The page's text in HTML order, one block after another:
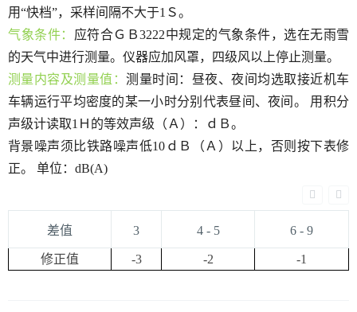
用“快档”，采样间隔不大于1Ｓ。
气象条件： 应符合ＧＢ3222中规定的气象条件，选在无雨雪
的天气中进行测量。仪器应加风罩，四级风以上停止测量。
测量内容及测量值：测量时间：昼夜、夜间均选取接近机车
车辆运行平均密度的某一小时分别代表昼间、夜间。
用积分
声级计读取1Ｈ的等效声级（Ａ）：ｄＢ。
背景噪声须比铁路噪声低10ｄＢ（Ａ）以上，否则按下表修
正。 单位：dB(A)
差值 3 4 - 5 6 - 9
修正值 -3 -2 -1